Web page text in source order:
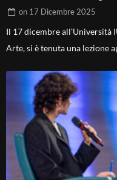
on 17 Dicembre 2025
Il 17 dicembre all’Università
Arte, si è tenuta una lezione